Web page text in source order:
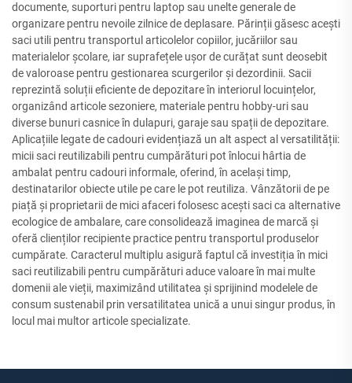
documente, suporturi pentru laptop sau unelte generale de
organizare pentru nevoile zilnice de deplasare. Părinții găsesc acești
saci utili pentru transportul articolelor copiilor, jucăriilor sau
materialelor școlare, iar suprafețele ușor de curățat sunt deosebit
de valoroase pentru gestionarea scurgerilor și dezordinii. Sacii
reprezintă soluții eficiente de depozitare în interiorul locuințelor,
organizând articole sezoniere, materiale pentru hobby-uri sau
diverse bunuri casnice în dulapuri, garaje sau spații de depozitare.
Aplicațiile legate de cadouri evidențiază un alt aspect al versatilității:
micii saci reutilizabili pentru cumpărături pot înlocui hârtia de
ambalat pentru cadouri informale, oferind, în același timp,
destinatarilor obiecte utile pe care le pot reutiliza. Vânzătorii de pe
piață și proprietarii de mici afaceri folosesc acești saci ca alternative
ecologice de ambalare, care consolidează imaginea de marcă și
oferă clienților recipiente practice pentru transportul produselor
cumpărate. Caracterul multiplu asigură faptul că investiția în mici
saci reutilizabili pentru cumpărături aduce valoare în mai multe
domenii ale vieții, maximizând utilitatea și sprijinind modelele de
consum sustenabil prin versatilitatea unică a unui singur produs, în
locul mai multor articole specializate.